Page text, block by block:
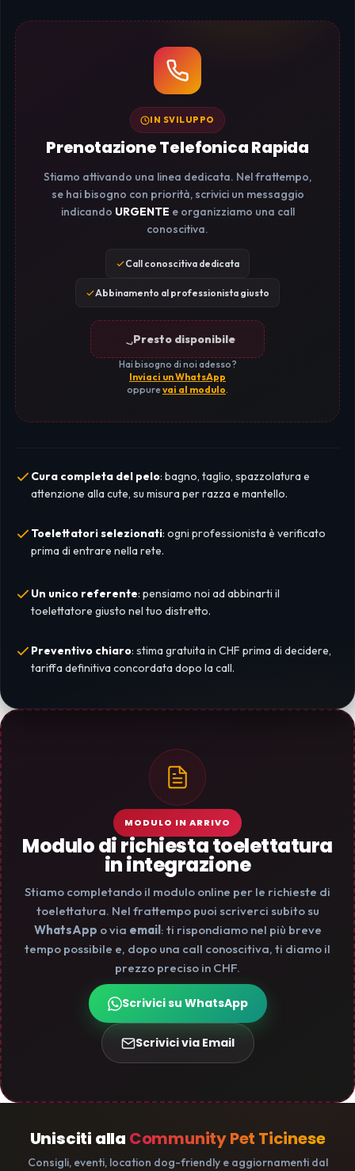
IN SVILUPPO
Prenotazione Telefonica Rapida
Stiamo attivando una linea dedicata. Nel frattempo,
se hai bisogno con priorità, scrivici un messaggio
indicando URGENTE e organizziamo una call
conoscitiva.
Call conoscitiva dedicata
Abbinamento al professionista giusto
Presto disponibile
Hai bisogno di noi adesso?
Inviaci un WhatsApp
oppurevai al modulo.
Cura completa del pelo: bagno, taglio, spazzolatura e
attenzione alla cute, su misura per razza e mantello.
Toelettatori selezionati: ogni professionista è verificato
prima di entrare nella rete.
Un unico referente: pensiamo noi ad abbinarti il
toelettatore giusto nel tuo distretto.
Preventivo chiaro: stima gratuita in CHF prima di decidere,
tariffa definitiva concordata dopo la call.
MODULO IN ARRIVO
Modulo di richiesta toelettatura
in integrazione
Stiamo completando il modulo online per le richieste di
toelettatura. Nel frattempo puoi scriverci subito su
WhatsApp o via email : ti rispondiamo nel più breve
tempo possibile e, dopo una call conoscitiva, ti diamo il
prezzo preciso in CHF.
Scrivici su WhatsApp
Scrivici via Email
Unisciti alla Community Pet Ticinese
Consigli, eventi, location dog-friendly e aggiornamenti dal